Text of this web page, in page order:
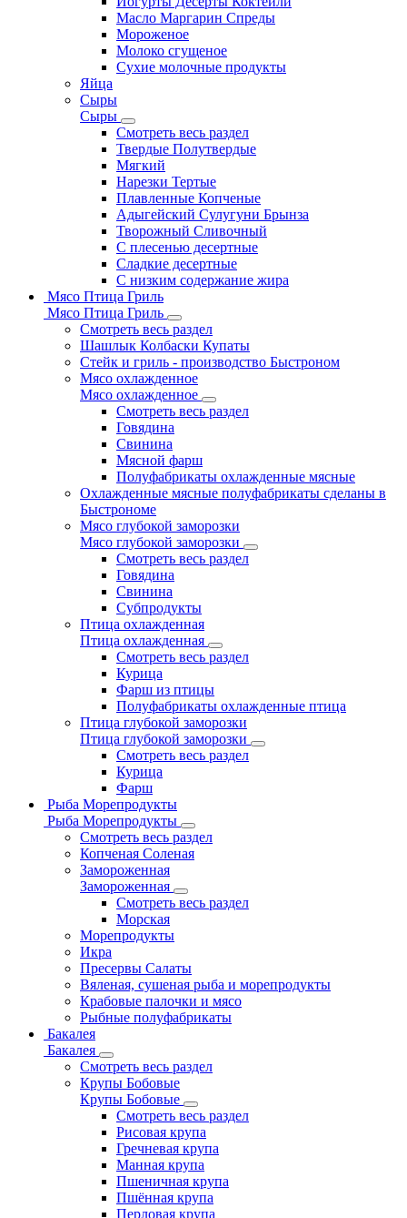
Масло Маргарин Спреды
Мороженое
Молоко сгущеное
Сухие молочные продукты
Яйца
Сыры
Сыры
Смотреть весь раздел
Твердые Полутвердые
Мягкий
Нарезки Тертые
Плавленные Копченые
Адыгейский Сулугуни Брынза
Творожный Сливочный
С плесенью десертные
Сладкие десертные
С низким содержание жира
Мясо Птица Гриль
Мясо Птица Гриль
Смотреть весь раздел
Шашлык Колбаски Купаты
Стейк и гриль - производство Быстроном
Мясо охлажденное
Мясо охлажденное
Смотреть весь раздел
Говядина
Свинина
Мясной фарш
Полуфабрикаты охлажденные мясные
Охлажденные мясные полуфабрикаты сделаны в
Быстрономе
Мясо глубокой заморозки
Мясо глубокой заморозки
Смотреть весь раздел
Говядина
Свинина
Субпродукты
Птица охлажденная
Птица охлажденная
Смотреть весь раздел
Курица
Фарш из птицы
Полуфабрикаты охлажденные птица
Птица глубокой заморозки
Птица глубокой заморозки
Смотреть весь раздел
Курица
Фарш
Рыба Морепродукты
Рыба Морепродукты
Смотреть весь раздел
Копченая Соленая
Замороженная
Замороженная
Смотреть весь раздел
Морская
Морепродукты
Икра
Пресервы Салаты
Вяленая, сушеная рыба и морепродукты
Крабовые палочки и мясо
Рыбные полуфабрикаты
Бакалея
Бакалея
Смотреть весь раздел
Крупы Бобовые
Крупы Бобовые
Смотреть весь раздел
Рисовая крупа
Гречневая крупа
Манная крупа
Пшеничная крупа
Пшённая крупа
Перловая крупа